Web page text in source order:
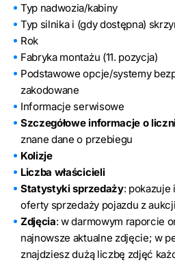
Typ nadwozia/kabiny
Typ silnika i (gdy dostępna)
Rok
Fabryka montażu (11. pozycja)
Podstawowe opcje/systemy
zakodowane
Informacje serwisowe
Szczegółowe informacje o
znane dane o przebiegu
Kolizje
Liczba właścicieli
Statystyki sprzedaży: pokazuje
oferty sprzedaży pojazdu z
Zdjęcia: w darmowym raporcie
najnowsze aktualne zdjęcie; w
znajdziesz dużą liczbę zdjęć